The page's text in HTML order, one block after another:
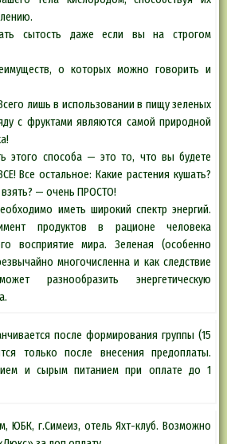
сытость даже если вы на строгом
о которых можно говорить и
лишь в использовании в пищу зеленых
с фруктами являются самой природной
этого способа — это то, что вы будете
Все остальное: Какие растения кушать?
взять? — очень ПРОСТО!
иметь широкий спектр энергий.
продуктов в рационе человека
восприятие мира. Зеленая (особенно
многочисленна и как следствие
разнообразить энергетическую
после формирования группы (15
только после внесения предоплаты.
и сырым питанием при оплате до 1
ЮБК, г.Симеиз, отель Яхт-клуб. Возможно